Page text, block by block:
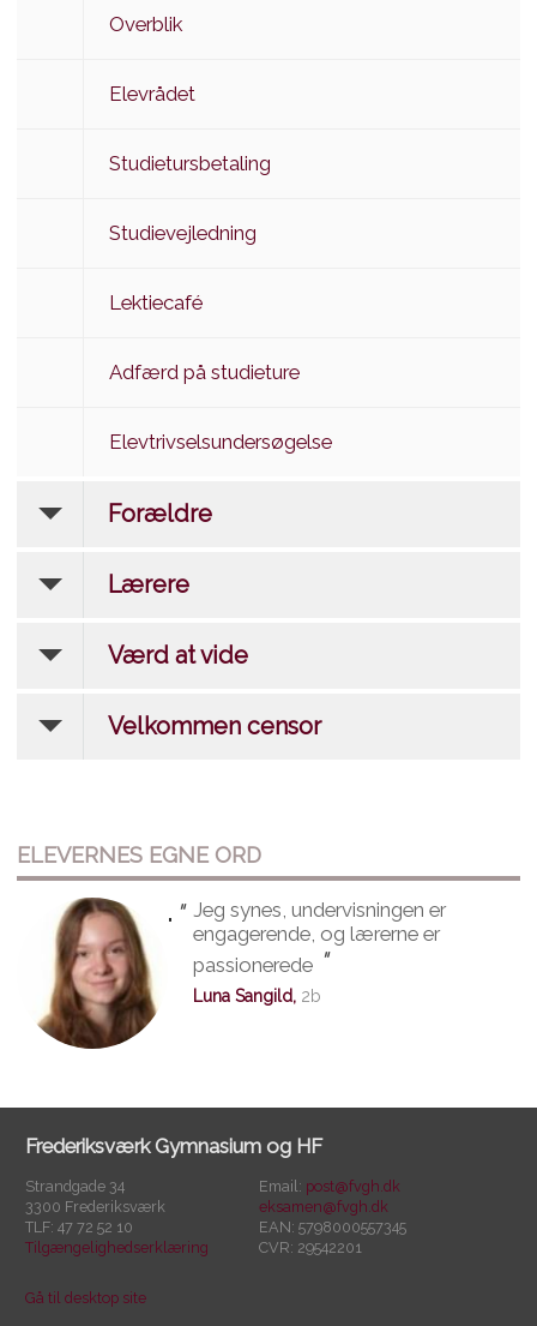
Overblik
Elevrådet
Studietursbetaling
Studievejledning
Lektiecafé
Adfærd på studieture
Elevtrivselsundersøgelse
Forældre
Lærere
Værd at vide
Velkommen censor
ELEVERNES EGNE ORD
" " Jeg synes, undervisningen er
engagerende, og lærerne er
passionerede "
Luna Sangild, 2b
Frederiksværk Gymnasium og HF
Strandgade 34
3300 Frederiksværk
TLF: 47 72 52 10
Tilgængelighedserklæring
Email: post@fvgh.dk
eksamen@fvgh.dk
EAN: 5798000557345
CVR: 29542201
Gå til desktop site